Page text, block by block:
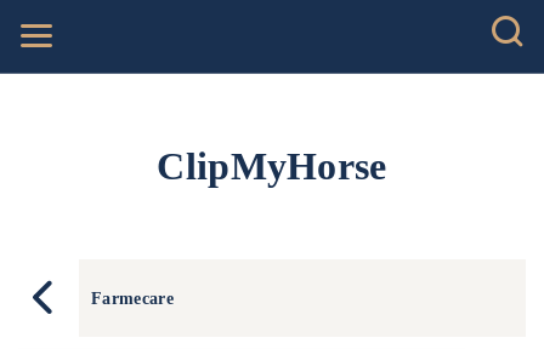
ClipMyHorse
Farmecare